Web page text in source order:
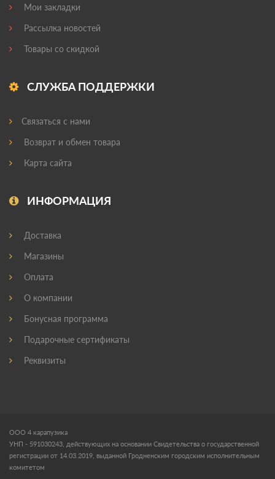
Мои закладки
Рассылка новостей
Товары со скидкой
СЛУЖБА ПОДДЕРЖКИ
Связаться с нами
Возврат и обмен товара
Карта сайта
ИНФОРМАЦИЯ
Доставка
Магазины
Оплата
О компании
Бонусная программа
Подарочные сертификаты
Реквизиты
ООО 4 карапузика
УНП - 591030243, действующих на основании Свидетельства о государственной
регистрации от 14.03.2019, выданной Гродненским городским исполнительным
комитетом